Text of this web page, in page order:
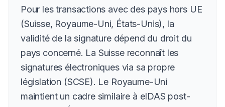
Pour les transactions avec des pays hors UE
(Suisse, Royaume-Uni, États-Unis), la
validité de la signature dépend du droit du
pays concerné. La Suisse reconnaît les
signatures électroniques via sa propre
législation (SCSE). Le Royaume-Uni
maintient un cadre similaire à eIDAS post-